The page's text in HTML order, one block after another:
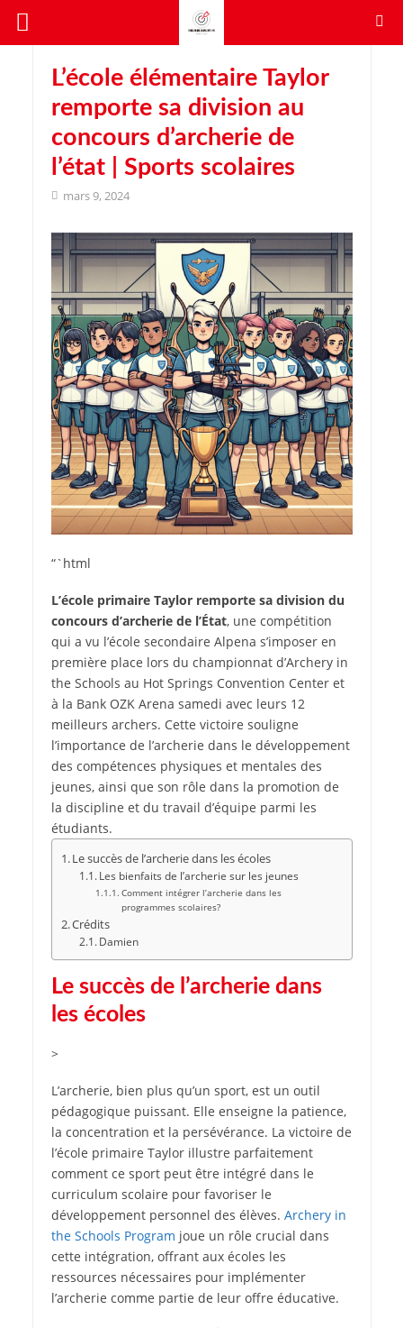
L’école élémentaire Taylor
remporte sa division au
concours d’archerie de
l’état | Sports scolaires
mars 9, 2024
“`html
L’école primaire Taylor remporte sa division du
concours d’archerie de l’État, une compétition
qui a vu l’école secondaire Alpena s’imposer en
première place lors du championnat d’Archery in
the Schools au Hot Springs Convention Center et
à la Bank OZK Arena samedi avec leurs 12
meilleurs archers. Cette victoire souligne
l’importance de l’archerie dans le développement
des compétences physiques et mentales des
jeunes, ainsi que son rôle dans la promotion de
la discipline et du travail d’équipe parmi les
étudiants.
Le succès de l’archerie dans les écoles
Les bienfaits de l’archerie sur les jeunes
Comment intégrer l’archerie dans les
programmes scolaires?
Crédits
Damien
Le succès de l’archerie dans
les écoles
>
L’archerie, bien plus qu’un sport, est un outil
pédagogique puissant. Elle enseigne la patience,
la concentration et la persévérance. La victoire de
l’école primaire Taylor illustre parfaitement
comment ce sport peut être intégré dans le
curriculum scolaire pour favoriser le
développement personnel des élèves. Archery in
the Schools Program joue un rôle crucial dans
cette intégration, offrant aux écoles les
ressources nécessaires pour implémenter
l’archerie comme partie de leur offre éducative.